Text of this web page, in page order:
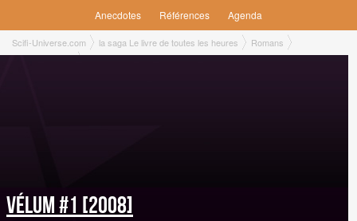
Anecdotes
Références Agenda
Scifi-Universe.com la saga Le livre de toutes les heures
Romans
Vélum #1 [2008]
Vélum #1 [2008]